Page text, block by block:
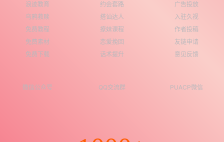
浪迹教育
乌鸦救赎
免费教程
免费素材
免费下载
约会套路
搭讪达人
撩妹课程
恋爱挽回
话术提升
广告投放
入驻久视
作者投稿
友链申请
意见反馈
微信公众号 QQ交流群 PUACP微信